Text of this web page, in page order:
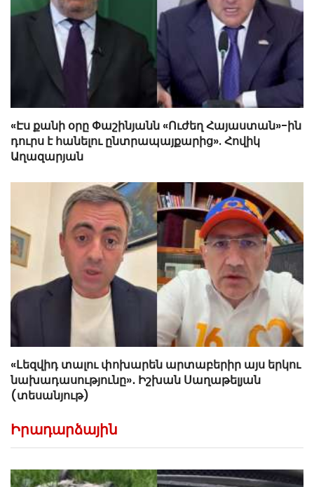
«Էս քանի օրը Փաշինյանն «Ուժեղ Հայաստան»-ին
դուրս է հանելու ընտրապայքարից». Հովիկ
Աղազարյան
«Լեզվիդ տալու փոխարեն արտաբերիր այս երկու
նախադասությունը»․ Իշխան Սաղաթելյան
(տեսանյութ)
Իրադարձային